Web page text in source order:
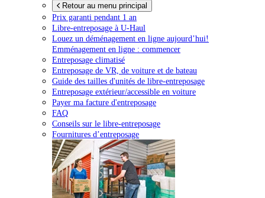
Retour au menu principal
Prix garanti pendant 1 an
Libre-entreposage à U-Haul
Louez un déménagement en ligne aujourd’hui!
Emménagement en ligne : commencer
Entreposage climatisé
Entreposage de VR, de voiture et de bateau
Guide des tailles d'unités de libre-entreposage
Entreposage extérieur/accessible en voiture
Payer ma facture d'entreposage
FAQ
Conseils sur le libre-entreposage
Fournitures d’entreposage